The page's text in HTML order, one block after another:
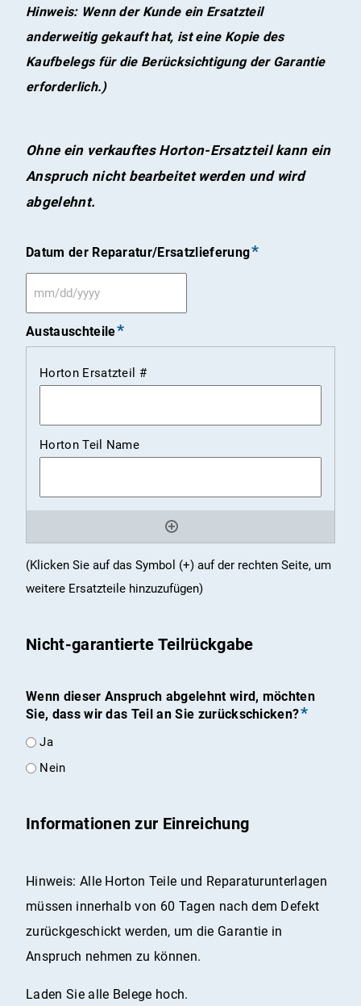
Hinweis: Wenn der Kunde ein Ersatzteil
anderweitig gekauft hat, ist eine Kopie des
Kaufbelegs für die Berücksichtigung der Garantie
erforderlich.)
Ohne ein verkauftes Horton-Ersatzteil kann ein
Anspruch nicht bearbeitet werden und wird
abgelehnt.
Datum der Reparatur/Ersatzlieferung
Schrägstrich
Schrägstrich
Austauschteile
(Klicken Sie auf das Symbol (+) auf der rechten Seite, um
weitere Ersatzteile hinzuzufügen)
Nicht-garantierte Teilrückgabe
Wenn dieser Anspruch abgelehnt wird, möchten
Sie, dass wir das Teil an Sie zurückschicken?
Ja
Nein
Informationen zur Einreichung
Hinweis: Alle Horton Teile und Reparaturunterlagen
müssen innerhalb von 60 Tagen nach dem Defekt
zurückgeschickt werden, um die Garantie in
Anspruch nehmen zu können.
Laden Sie alle Belege hoch.